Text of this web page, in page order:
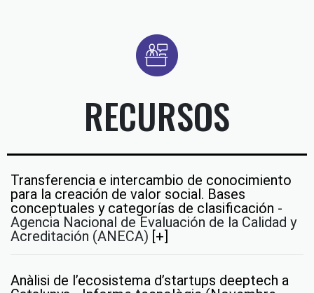
RECURSOS
Transferencia e intercambio de conocimiento
para la creación de valor social. Bases
conceptuales y categorías de clasificación -
Agencia Nacional de Evaluación de la Calidad y
Acreditación (ANECA) [+]
Anàlisi de l’ecosistema d’startups deeptech a